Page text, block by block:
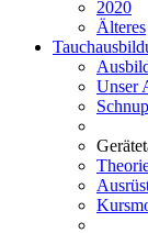
2020
Älteres
Unser